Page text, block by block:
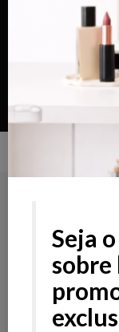
Preço
Stock
Seja
sobre